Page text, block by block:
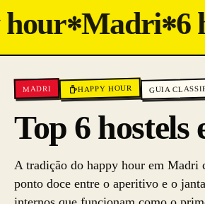
✻Madri✻6
MADRI HAPPY HOUR GUIA
Top 6
A tradição do happy hour em Madri
ponto doce entre o aperitivo e o